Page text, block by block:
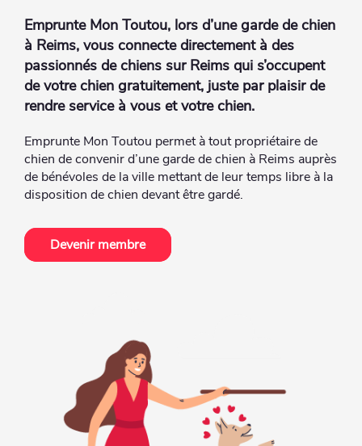
Emprunte Mon Toutou, lors d’une garde de chien
à Reims, vous connecte directement à des
passionnés de chiens sur Reims qui s’occupent
de votre chien gratuitement, juste par plaisir de
rendre service à vous et votre chien.
Emprunte Mon Toutou permet à tout propriétaire de
chien de convenir d’une garde de chien à Reims auprès
de bénévoles de la ville mettant de leur temps libre à la
disposition de chien devant être gardé.
Devenir membre